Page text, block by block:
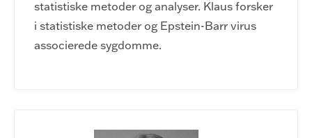
statistiske metoder og analyser. Klaus forsker
i statistiske metoder og Epstein-Barr virus
associerede sygdomme.